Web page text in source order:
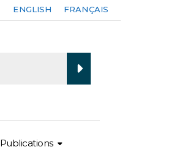
ENGLISH FRANÇAIS
Publications